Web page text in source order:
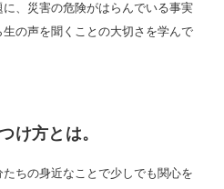
、災害の危険がはらんでいる事実
の声を聞くことの大切さを学んで
け方とは。
ちの身近なことで少しでも関心を